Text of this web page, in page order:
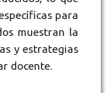
para
muestran la
y estrategias
docente.